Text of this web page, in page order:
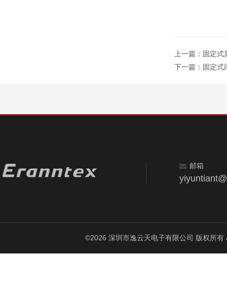
上一篇： 固定式
下一篇： 固定式
邮箱
©2026 深圳市逸云天电子有限公司 版权所有